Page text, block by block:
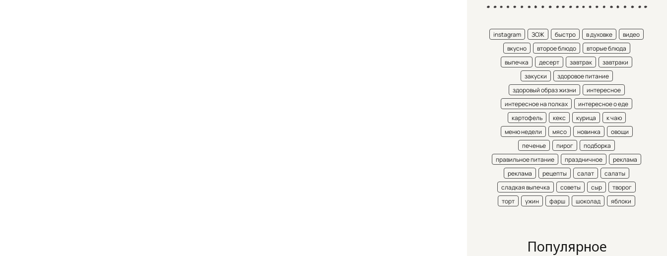
instagram ЗОЖ быстро в духовке
видео
вкусно
второе блюдо
вторые блюда
выпечка
десерт завтрак
завтраки
закуски
здоровое питание
здоровый образ жизни
интересное
интересное на полках
интересное о еде
картофель
кекс курица
к чаю
меню недели
мясо новинка
овощи
печенье
пирог
подборка
правильное питание
праздничное
реклама
реклама
рецепты салат
салаты
сладкая выпечка
советы сыр
творог
торт
ужин фарш шоколад яблоки
Популярное